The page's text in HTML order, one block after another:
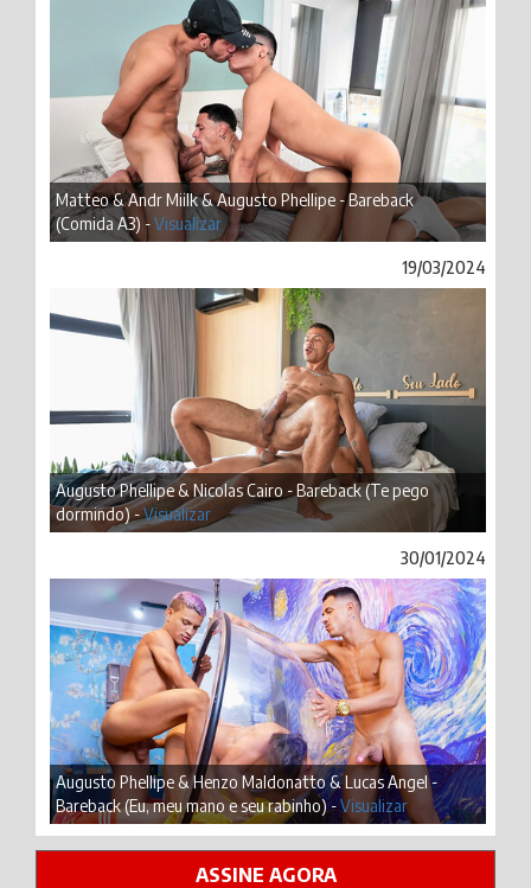
Matteo & Andr Miilk & Augusto Phellipe - Bareback
(Comida A3) -Visualizar
19/03/2024
Augusto Phellipe & Nicolas Cairo - Bareback (Te pego
dormindo) -Visualizar
30/01/2024
Augusto Phellipe & Henzo Maldonatto & Lucas Angel -
Bareback (Eu, meu mano e seu rabinho) -Visualizar
ASSINE AGORA